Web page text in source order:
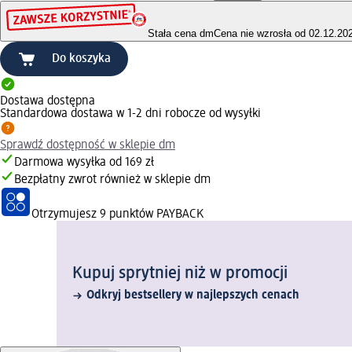
Stała cena dmCena nie wzrosła od
Do koszyka
Dostawa dostępna
Standardowa dostawa w 1-2 dni robocze od wysyłki
Sprawdź dostępność w sklepie dm
Darmowa wysyłka od 169 zł
Bezpłatny zwrot również w sklepie dm
Otrzymujesz 9 punktów PAYBACK
Kupuj sprytniej niż w promocji
Odkryj bestsellery w najlepszych cenach